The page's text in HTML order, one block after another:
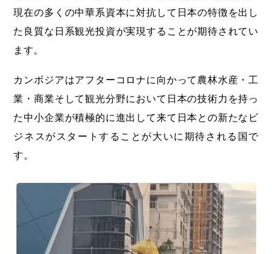
現在の多くの中華系資本に対抗して日本の特徴を出し
た良質な日系観光投資が実現することが期待されてい
ます。
カンボジアはアフターコロナに向かって農林水産・工
業・商業そして観光分野において日本の技術力を持っ
た中小企業が積極的に進出して来て日本との新たなビ
ジネスがスタートすることが大いに期待される国で
す。